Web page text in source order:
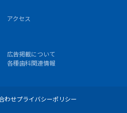
アクセス
広告掲載について
各種歯科関連情報
わせプライバシーポリシー